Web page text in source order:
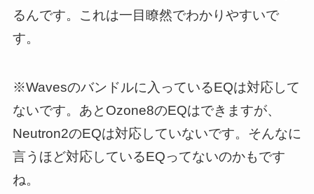
るんです。これは一目瞭然でわかりやすいで
す。
※Wavesのバンドルに入っているEQは対応して
ないです。あとOzone8のEQはできますが、
Neutron2のEQは対応していないです。そんなに
言うほど対応しているEQってないのかもです
ね。